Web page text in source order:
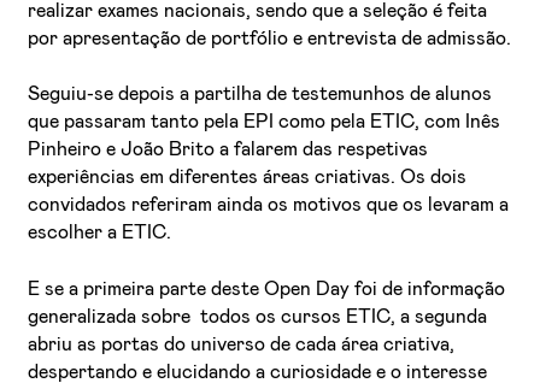
realizar exames nacionais, sendo que a seleção é feita
por apresentação de portfólio e entrevista de admissão.
Seguiu-se depois a partilha de testemunhos de alunos
que passaram tanto pela EPI como pela ETIC, com Inês
Pinheiro e João Brito a falarem das respetivas
experiências em diferentes áreas criativas. Os dois
convidados referiram ainda os motivos que os levaram a
escolher a ETIC.
E se a primeira parte deste Open Day foi de informação
generalizada sobre todos os cursos ETIC, a segunda
abriu as portas do universo de cada área criativa,
despertando e elucidando a curiosidade e o interesse